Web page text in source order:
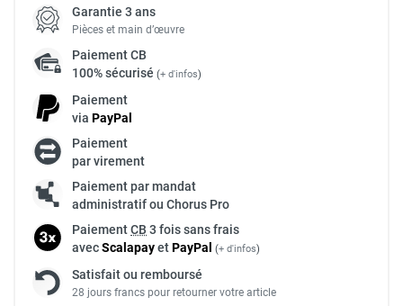
Garantie 3 ans
Pièces et main d’œuvre
PaiementCB
100% sécurisé (+ d'infos)
Paiement
via PayPal
Paiement
par virement
Paiement par mandat
administratif ou Chorus Pro
PaiementCB 3 fois sans frais
avecScalapayetPayPal (+ d'infos)
Satisfait ou remboursé
28 jours francs pour retourner votre article